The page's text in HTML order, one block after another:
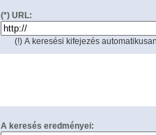
(*) URL:
(!) A keresési kifejezés
A keresés eredményei: